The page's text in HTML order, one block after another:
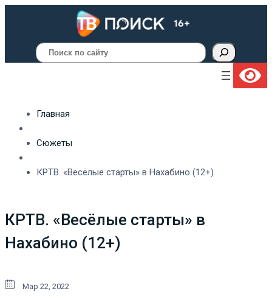
Поиск
Главная
Сюжеты
КРТВ. «Весёлые старты» в Нахабино (12+)
КРТВ. «Весёлые старты» в
Нахабино (12+)
Мар 22, 2022